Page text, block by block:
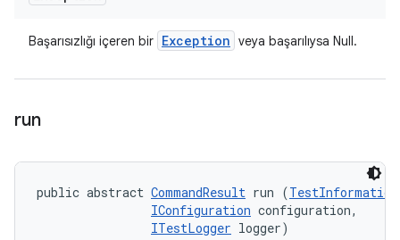
Başarısızlığı içeren bir Exception veya başarılıysa Null.
run
public abstract CommandResult run (TestInformation
IConfiguration configuration,
ITestLogger logger)